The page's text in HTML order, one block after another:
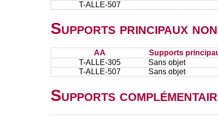
T-ALLE-507
Supports principaux
AA
Supports
T-ALLE-305
Sans objet
T-ALLE-507
Sans objet
Supports